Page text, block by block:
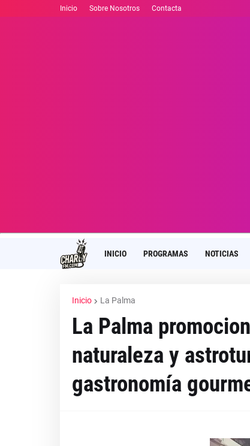
Inicio Sobre Nosotros Contacta
INICIO PROGRAMAS NOTICIAS
Inicio La Palma
La Palma
naturaleza y
gastronomía